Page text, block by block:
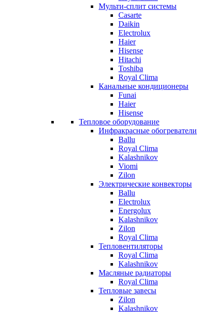
Мульти-сплит системы
Casarte
Daikin
Electrolux
Haier
Hisense
Hitachi
Toshiba
Royal Clima
Канальные кондиционеры
Funai
Haier
Hisense
Тепловое оборудование
Инфракрасные обогреватели
Ballu
Royal Clima
Kalashnikov
Viomi
Zilon
Электрические конвекторы
Ballu
Electrolux
Energolux
Kalashnikov
Zilon
Royal Clima
Тепловентиляторы
Royal Clima
Kalashnikov
Масляные радиаторы
Royal Clima
Тепловые завесы
Zilon
Kalashnikov